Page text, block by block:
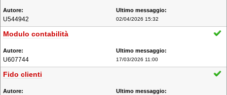
U544942 02/04/2026 15:32
Modulo contabilità
U607744 17/03/2026 11:00
Fido clienti